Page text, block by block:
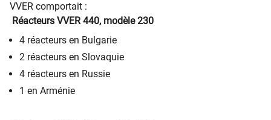
VVER comportait :
Réacteurs VVER 440, modèle 230
4 réacteurs en Bulgarie
2 réacteurs en Slovaquie
4 réacteurs en Russie
1 en Arménie